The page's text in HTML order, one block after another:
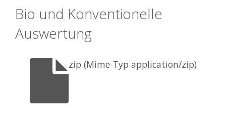
Bio und Konventionelle
Auswertung
zip (Mime-Typ application/zip)